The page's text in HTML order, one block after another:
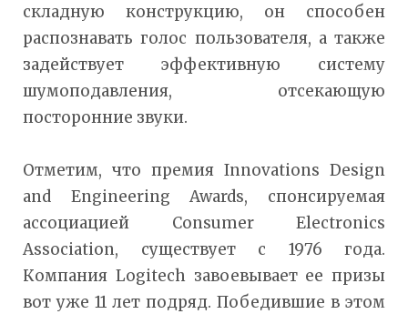
складную конструкцию, он способен
распознавать голос пользователя, а также
задействует эффективную систему
шумоподавления, отсекающую
посторонние звуки.
Отметим, что премия Innovations Design
and Engineering Awards, спонсируемая
ассоциацией Consumer Electronics
Association, существует с 1976 года.
Компания Logitech завоевывает ее призы
вот уже 11 лет подряд. Победившие в этом